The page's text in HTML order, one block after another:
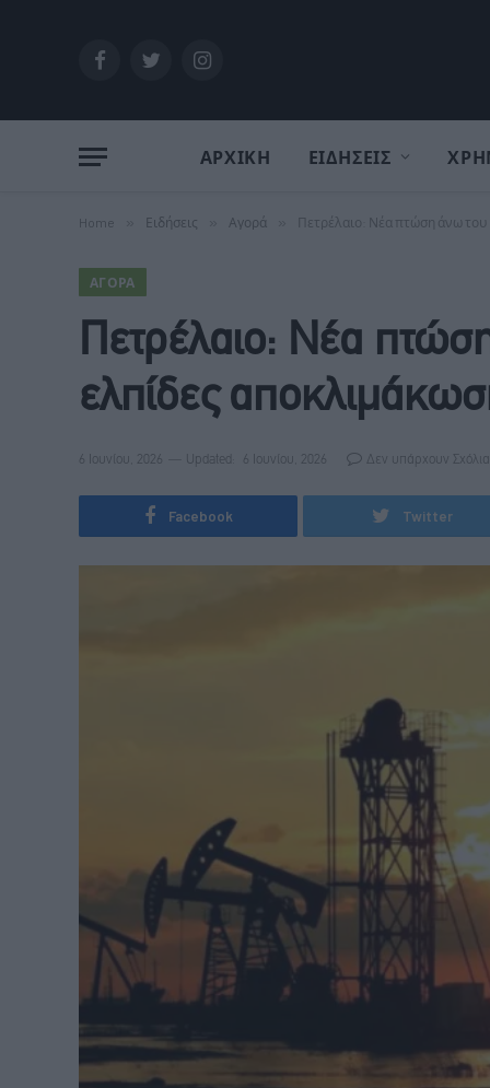
FacebookTwitterInstagram
ΑΡΧΙΚΗ ΕΙΔΗΣΕΙΣ
Home Ειδήσεις Αγορά Πετρέλαιο: Νέα πτώση άνω του
ΑΓΟΡΆ
Πετρέλαιο: Νέα
ελπίδες
6 Ιουνίου, 2026 Updated: 6 Ιουνίου, 2026 Δεν υπάρχουν Σχόλια
Facebook Twitter